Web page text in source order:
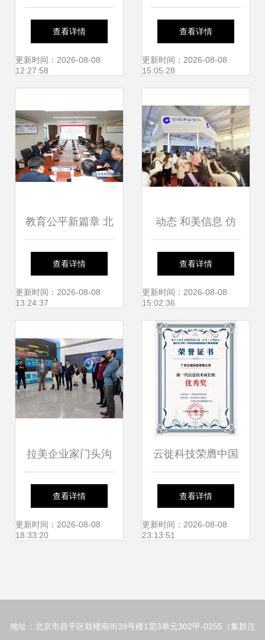
心、智慧军工联盟
与索为系统签署战
工业软件与军工信
息化深度融合发展
查看详情
更新时间：2026-08-08
12:27:58
科技公司，拓展教
育咨询与信息技术
查看详情
更新时间：2026-08-08
15:05:28
教育公平新篇章 北
京高校优质资源惠
及非985高考大省
查看详情
更新时间：2026-08-08
13:24:37
动态 和美信息 仿
真服务机器人惊艳
亮相服贸会，以北
京信息技术咨询服
务赋能展会焦点
查看详情
更新时间：2026-08-08
15:02:36
拉美企业家门头沟
之行 北京信息技术
咨询服务的科技创
查看详情
更新时间：2026-08-08
18:33:20
云徙科技荣膺中国
创新创业大赛新一
代信息技术优秀
型
查看详情
更新时间：2026-08-08
23:13:51
地址：北京市昌平区鼓楼南街39号楼1层3单元302甲-0255（集群注